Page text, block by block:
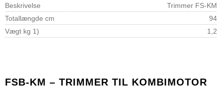
Beskrivelse
Trimmer FS-KM
Totallængde cm
94
Vægt kg 1)
1,2
FSB-KM – TRIMMER TIL KOMBIMOTOR